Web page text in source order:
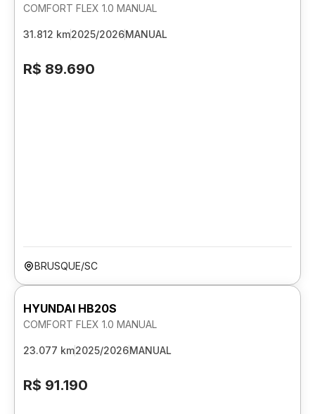
COMFORT FLEX 1.0 MANUAL
31.812 km2025/2026MANUAL
R$ 89.690
BRUSQUE/SC
HYUNDAI HB20S
COMFORT FLEX 1.0 MANUAL
23.077 km2025/2026MANUAL
R$ 91.190